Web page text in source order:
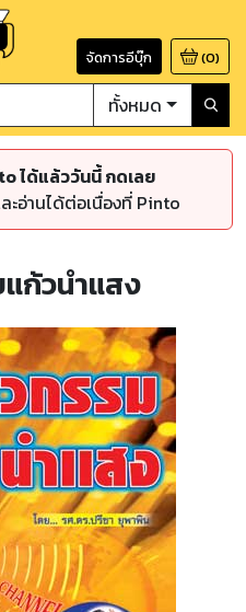
จัดการอีบุ๊ก (0)
ทั้งหมด
ได้แล้ววันนี้ กดเลย
อ่านได้ต่อเนื่องที่ Pinto
ก้วนำแสง